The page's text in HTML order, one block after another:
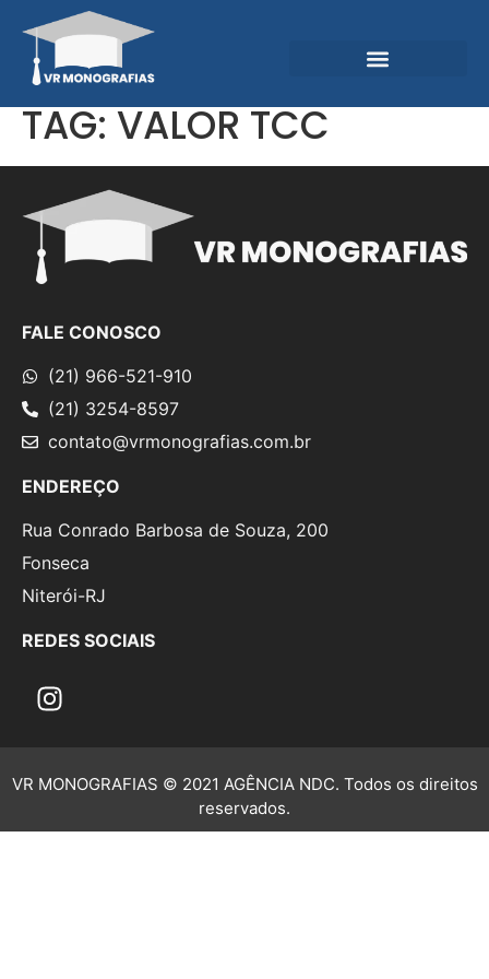
TAG:VALOR TCC
FALE CONOSCO
(21) 966-521-910
(21) 3254-8597
contato@vrmonografias.com.br
ENDEREÇO
Rua Conrado Barbosa de Souza, 200
Fonseca
Niterói-RJ
REDES SOCIAIS
VR MONOGRAFIAS © 2021 AGÊNCIA NDC. Todos os direitos
reservados.